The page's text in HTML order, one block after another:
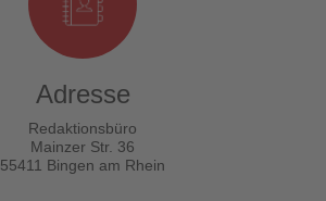
Adresse
Redaktionsbüro
Mainzer Str. 36
55411 Bingen am Rhein